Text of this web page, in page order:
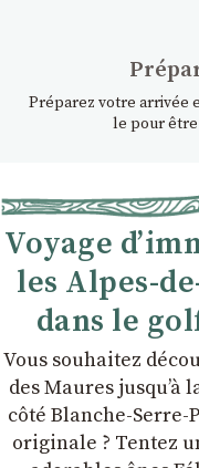
Préparez votre arrivée
le pour
Voyage
les Alpes-
dans le
Vous souhaitez
des Maures
côté Blanche-Serre-
originale ? Tentez